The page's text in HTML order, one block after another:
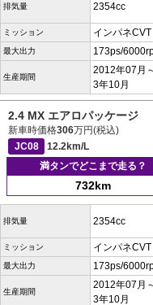
排気量 2354cc
ミッション インパネCVT
最大出力 173ps/
生産期間
2012年07月
3年10月
2.4 MX エアロパッケージ
新車時価格306万円(税込)
JC08
12.2km/L
満タンでどこまで走る？
732km
排気量 2354cc
ミッション インパネCVT
最大出力 173ps/
生産期間
2012年07月
3年10月